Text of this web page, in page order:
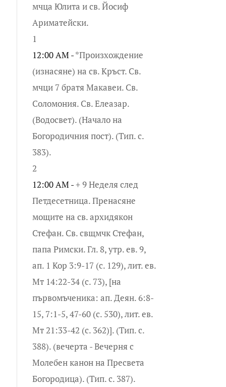
мчца Юлита и св. Йосиф
Ариматейски.
1
12:00 AM -*Произхождение
(изнасяне) на св. Кръст. Св.
мчци 7 братя Макавеи. Св.
Соломония. Св. Елеазар.
(Водосвет). (Начало на
Богородичния пост). (Тип. с.
383).
2
12:00 AM -+ 9 Неделя след
Петдесетница. Пренасяне
мощите на св. архидякон
Стефан. Св. свщмчк Стефан,
папа Римски. Гл. 8, утр. ев. 9,
ап. 1 Кор 3:9-17 (с. 129), лит. ев.
Мт 14:22-34 (с. 73), [на
първомъченика: ап. Деян. 6:8-
15, 7:1-5, 47-60 (с. 530), лит. ев.
Мт 21:33-42 (с. 362)]. (Тип. с.
388). (вечерта - Вечерня с
Молебен канон на Пресвета
Богородица). (Тип. с. 387).